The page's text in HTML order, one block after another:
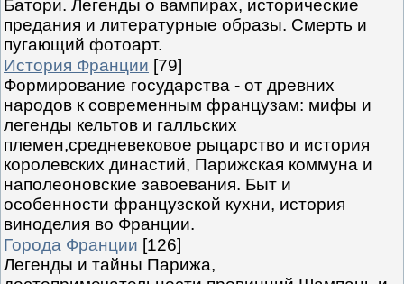
Батори. Легенды о вампирах, исторические
предания и литературные образы. Смерть и
пугающий фотоарт.
История Франции [79]
Формирование государства - от древних
народов к современным французам: мифы и
легенды кельтов и галльских
племен,средневековое рыцарство и история
королевских династий, Парижская коммуна и
наполеоновские завоевания. Быт и
особенности французской кухни, история
виноделия во Франции.
Города Франции [126]
Легенды и тайны Парижа,